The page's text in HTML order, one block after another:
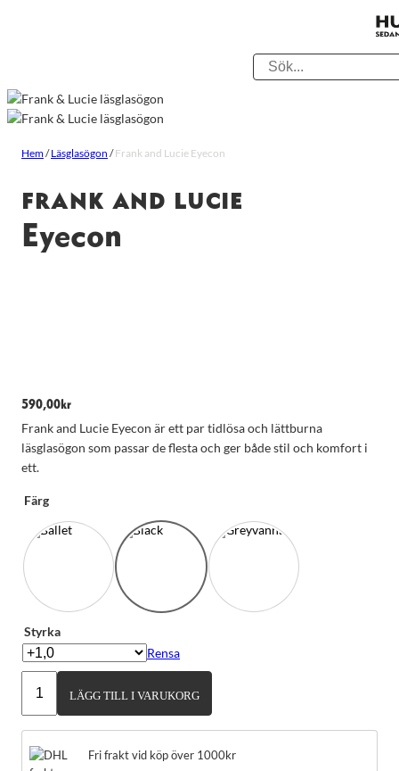
Hem/Läsglasögon /Frank and Lucie Eyecon
FRANK AND LUCIE
Eyecon
590,00 kr
Frank and Lucie Eyecon är ett par tidlösa och lättburna
läsglasögon som passar de flesta och ger både stil och komfort i
ett.
Färg
Styrka
Rensa
and
Lucie
mängd
LÄGG TILL I VARUKORG
Fri frakt vid köp över 1000kr